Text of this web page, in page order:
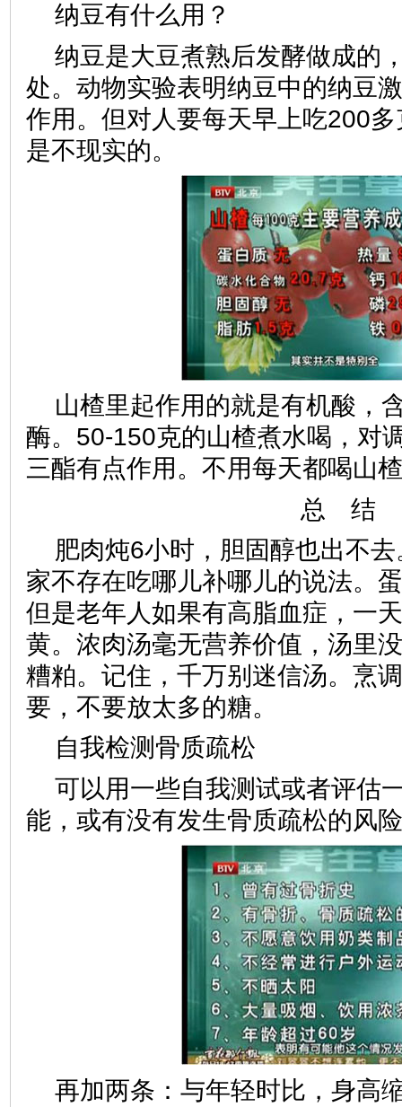
纳豆有什么用？
纳豆是大豆煮熟后发酵做成的
处。动物实验表明纳豆中的纳豆
作用。但对人要每天早上吃200
是不现实的。
山楂里起作用的就是有机酸，
酶。50-150克的山楂煮水喝，对
三酯有点作用。不用每天都喝山
总 结
肥肉炖6小时，胆固醇也出不
家不存在吃哪儿补哪儿的说法。
但是老年人如果有高脂血症，一
黄。浓肉汤毫无营养价值，汤里
糟粕。记住，千万别迷信汤。烹
要，不要放太多的糖。
自我检测骨质疏松
可以用一些自我测试或者评估
能，或有没有发生骨质疏松的风
再加两条：与年轻时比，身高